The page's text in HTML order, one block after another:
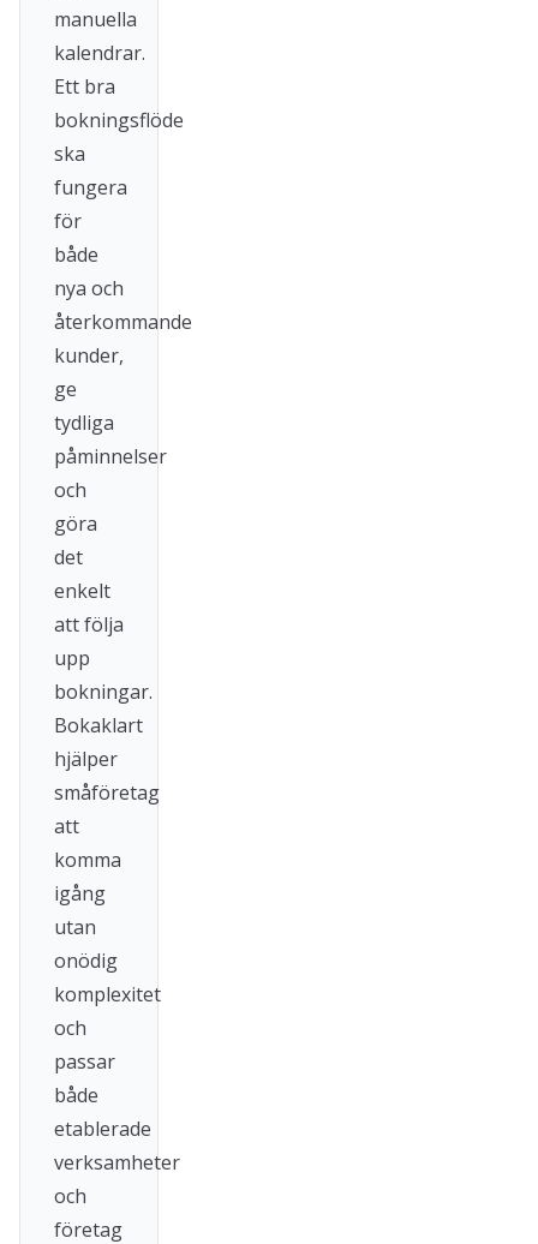
manuella
kalendrar.
Ett bra
bokningsflöde
ska
fungera
för
både
nya och
återkommande
kunder,
ge
tydliga
påminnelser
och
göra
det
enkelt
att följa
upp
bokningar.
Bokaklart
hjälper
småföretag
att
komma
igång
utan
onödig
komplexitet
och
passar
både
etablerade
verksamheter
och
företag